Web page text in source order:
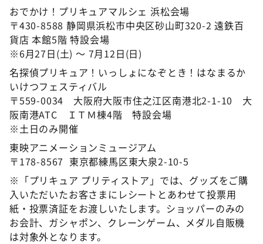
おでかけ！プリキュアマルシェ 浜松会場
〒430-8588 静岡県浜松市中央区砂山町320-2 遠鉄百
貨店 本館5階 特設会場
※6月27日(土) 〜 7月12日(日)
名探偵プリキュア！いっしょになぞとき！はなまるか
いけつフェスティバル
〒559-0034 大阪府大阪市住之江区南港北2-1-10 大
阪南港ATC ＩＴＭ棟4階 特設会場
※土日のみ開催
東映アニメーションミュージアム
〒178-8567 東京都練馬区東大泉2-10-5
※「プリキュア プリティストア」では、グッズをご購
入いただいたお客さまにレシートとあわせて投票用
紙・投票済証をお渡しいたします。ショッパーのみの
お会計、ガシャポン、クレーンゲーム、メダル自販機
は対象外となります。